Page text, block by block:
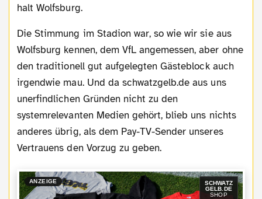
halt Wolfsburg.
Die Stimmung im Stadion war, so wie wir sie aus
Wolfsburg kennen, dem VfL angemessen, aber ohne
den traditionell gut aufgelegten Gästeblock auch
irgendwie mau. Und da schwatzgelb.de aus uns
unerfindlichen Gründen nicht zu den
systemrelevanten Medien gehört, blieb uns nichts
anderes übrig, als dem Pay-TV-Sender unseres
Vertrauens den Vorzug zu geben.
ANZEIGE
SCHWATZ
GELB.DE
SHOP